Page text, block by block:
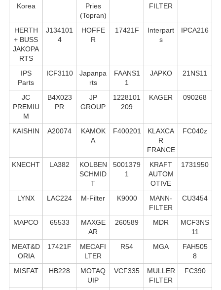
Korea
Pries
(Topran)
FILTER
HERTH
+ BUSS
JAKOPA
RTS
J134101
4
HOFFE
R
17421F
Interpart
s
IPCA216
IPS
Parts
ICF3110
Japanpa
rts
FAANS1
1
JAPKO 21NS11
JC
PREMIU
M
B4X023
PR
JP
GROUP
1228101
209
KAGER 090268
KAISHIN A20074
KAMOK
A
F400201
KLAXCA
R
FRANCE
FC040z
KNECHT LA382
KOLBEN
SCHMID
T
5001379
1
KRAFT
AUTOM
OTIVE
1731950
LYNX LAC224 M-Filter K9000
MANN-
FILTER
CU3454
MAPCO 65533
MAXGE
AR
260589 MDR
MCF3NS
11
MEAT&D
ORIA
17421F
MECAFI
LTER
R54 MGA
FAH505
8
MISFAT
HB228
MOTAQ
UIP
VCF335
MULLER
FILTER
FC390